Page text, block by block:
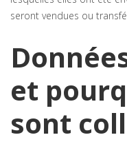
seront vendues ou
et
sont